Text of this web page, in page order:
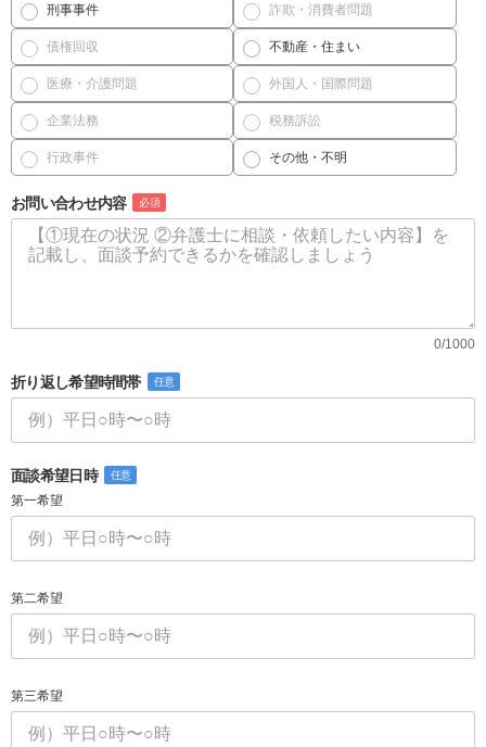
刑事事件 詐欺・消費者問題
債権回収 不動産・住まい
医療・介護問題 外国人・国際問題
企業法務 税務訴訟
行政事件 その他・不明
お問い合わせ内容 必須
0/1000
折り返し希望時間帯 任意
面談希望日時 任意
第一希望
第二希望
第三希望